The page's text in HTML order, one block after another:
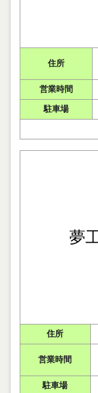
住所
営業時間
駐車場
夢
住所
営業時間
駐車場